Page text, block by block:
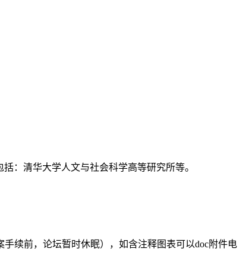
：清华大学人文与社会科学高等研究所等。
续前，论坛暂时休眠），如含注释图表可以doc附件电